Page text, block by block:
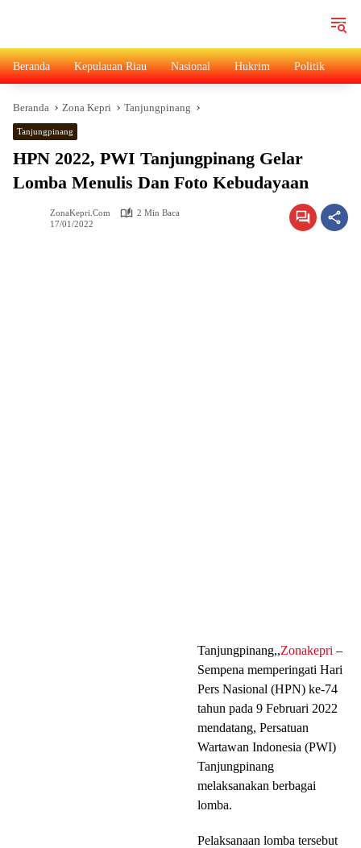
Beranda Kepulauan Riau Nasional Hukrim Politik
Beranda Zona Kepri Tanjungpinang
Tanjungpinang
HPN 2022, PWI Tanjungpinang Gelar
Lomba Menulis Dan Foto Kebudayaan
ZonaKepri.com
2 Min Baca
17/01/2022
Tanjungpinang,,Zonakepri –
Sempena memperingati Hari
Pers Nasional (HPN) ke-74
tahun pada 9 Februari 2022
mendatang, Persatuan
Wartawan Indonesia (PWI)
Tanjungpinang
melaksanakan berbagai
lomba.
Pelaksanaan lomba tersebut